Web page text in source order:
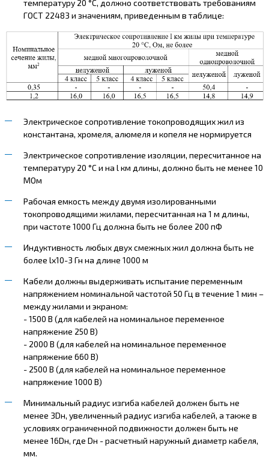
температуру 20 °С, должно соответствовать требованиям
ГОСТ 22483 и значениям, приведенным в таблице:
Электрическое сопротивление токопроводящих жил из
константана, хромеля, алюмеля и копеля не нормируется
Электрическое сопротивление изоляции, пересчитанное на
температуру 20 °С и на l км длины, должно быть не менее 10
МОм
Рабочая емкость между двумя изолированными
токопроводящими жилами, пересчитанная на 1 м длины,
при частоте 1000 Гц должна быть не более 200 пФ
Индуктивность любых двух смежных жил должна быть не
более lх10-3 Гн на длине 1000 м
Кабели должны выдерживать испытание переменным
напряжением номинальной частотой 50 Гц в течение 1 мин –
между жилами и экраном:
- 1500 В (для кабелей на номинальное переменное
напряжение 250 В)
- 2000 В (для кабелей на номинальное переменное
напряжение 660 В)
- 2500 В (для кабелей на номинальное переменное
напряжение 1000 В)
Минимальный радиус изгиба кабелей должен быть не
менее 3Dн, увеличенный радиус изгиба кабелей, а также в
условиях ограниченной подвижности должен быть не
менее 16Dн, где Dн - расчетный наружный диаметр кабеля,
мм.